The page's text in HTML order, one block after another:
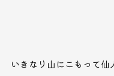
いきなり山にこもって